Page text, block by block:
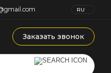
RU
Заказать звонок